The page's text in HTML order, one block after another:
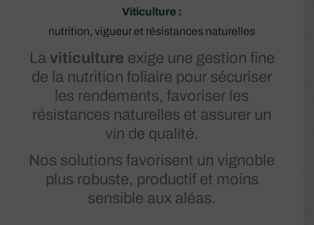
Viticulture :
nutrition, vigueur et résistances naturelles
La viticulture exige une gestion fine
de la nutrition foliaire pour sécuriser
les rendements, favoriser les
résistances naturelles et assurer un
vin de qualité.
Nos solutions favorisent un vignoble
plus robuste, productif et moins
sensible aux aléas.